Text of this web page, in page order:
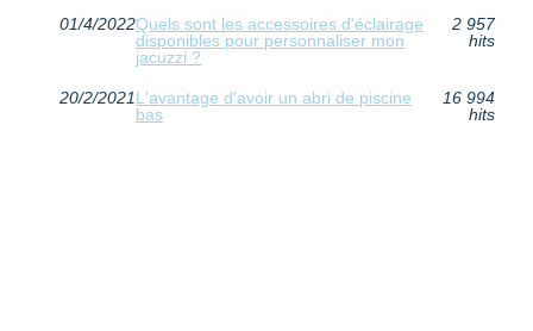
01/4/2022Quels sont les accessoires d'éclairage
disponibles pour personnaliser mon
jacuzzi ?
2 957
hits
20/2/2021L'avantage d'avoir un abri de piscine
bas
16 994
hits